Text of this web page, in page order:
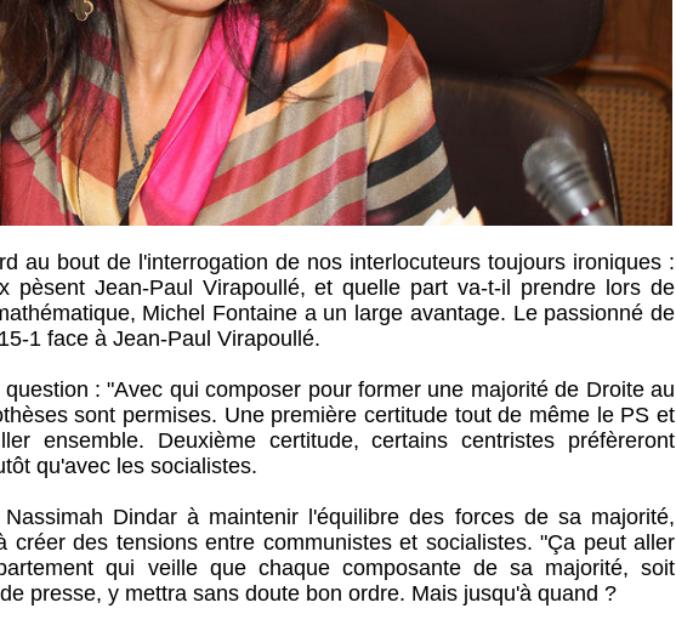
au bout de l'interrogation de nos interlocuteurs toujours ironiques :
pèsent Jean-Paul Virapoullé, et quelle part va-t-il prendre lors de
Michel Fontaine a un large avantage. Le passionné de
1 face à Jean-Paul Virapoullé.
: "Avec qui composer pour former une majorité de Droite au
sont permises. Une première certitude tout de même le PS et
ensemble. Deuxième certitude, certains centristes préfèreront
qu'avec les socialistes.
Dindar à maintenir l'équilibre des forces de sa majorité,
créer des tensions entre communistes et socialistes. "Ça peut aller
qui veille que chaque composante de sa majorité, soit
presse, y mettra sans doute bon ordre. Mais jusqu'à quand ?